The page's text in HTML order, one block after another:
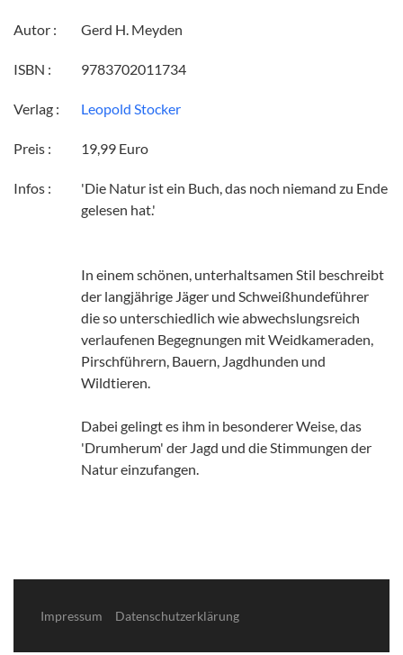
Autor : Gerd H. Meyden
ISBN : 9783702011734
Verlag : Leopold Stocker
Preis : 19,99 Euro
Infos :
'Die Natur ist ein Buch, das noch niemand zu Ende
gelesen hat.'
In einem schönen, unterhaltsamen Stil beschreibt
der langjährige Jäger und Schweißhundeführer
die so unterschiedlich wie abwechslungsreich
verlaufenen Begegnungen mit Weidkameraden,
Pirschführern, Bauern, Jagdhunden und
Wildtieren.
Dabei gelingt es ihm in besonderer Weise, das
'Drumherum' der Jagd und die Stimmungen der
Natur einzufangen.
Impressum Datenschutzerklärung